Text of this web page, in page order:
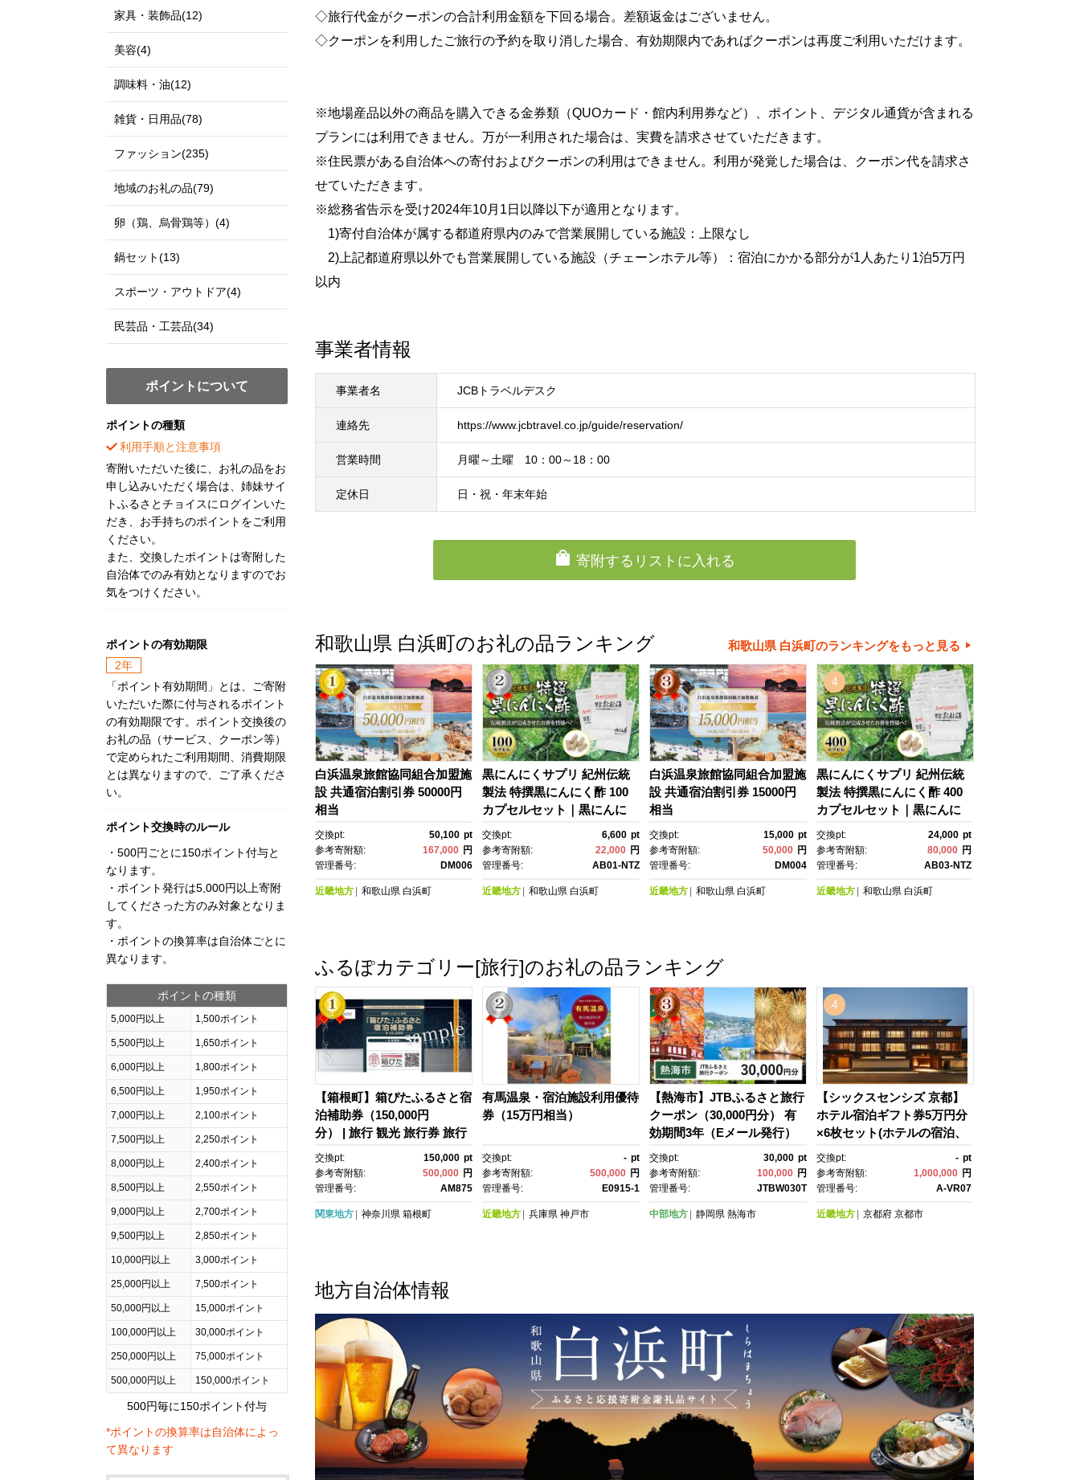
◇旅行代金がクーポンの合計利用金額を下回る場合。差額返金はございません。
◇クーポンを利用したご旅行の予約を取り消した場合、有効期限内であればクーポンは再度ご利用いただけます。
※地場産品以外の商品を購入できる金券類（QUOカード・館内利用券など）、ポイント、デジタル通貨が含まれる
プランには利用できません。万が一利用された場合は、実費を請求させていただきます。
※住民票がある自治体への寄付およびクーポンの利用はできません。利用が発覚した場合は、クーポン代を請求さ
せていただきます。
※総務省告示を受け2024年10月1日以降以下が適用となります。
1)寄付自治体が属する都道府県内のみで営業展開している施設：上限なし
2)上記都道府県以外でも営業展開している施設（チェーンホテル等）：宿泊にかかる部分が1人あたり1泊5万円
以内
事業者情報
事業者名 JCBトラベルデスク
連絡先 https://www.jcbtravel.co.jp/guide/reservation/
営業時間 月曜～土曜 10：00～18：00
定休日 日・祝・年末年始
寄附するリストに入れる
和歌山県 白浜町のお礼の品ランキング 和歌山県 白浜町のランキングをもっと見る
白浜温泉旅館協同組合加盟施
設 共通宿泊割引券 50000円
相当
交換pt: 50,100 pt
参考寄附額:
167,000 円
管理番号:
DM006
近畿地方 和歌山県 白浜町
黒にんにくサプリ 紀州伝統
製法 特撰黒にんにく酢 100
カプセルセット｜黒にんに
く サプリメント 紀州伝統製
法 黒にんにく酢 カプセル 健
康食品 発酵食品 免疫力 美
作用 ビタミン サポート 健康
く 黒にんにく 黒にんにく 黒
にんにく】
交換pt: 6,600 pt
参考寄附額:
22,000 円
管理番号:
AB01-NTZ
近畿地方 和歌山県 白浜町
白浜温泉旅館協同組合加盟施
設 共通宿泊割引券 15000円
相当
交換pt: 15,000 pt
参考寄附額:
50,000 円
管理番号:
DM004
近畿地方 和歌山県 白浜町
4
黒にんにくサプリ 紀州伝統
製法 特撰黒にんにく酢 400
カプセルセット｜黒にんに
く サプリメント 紀州伝統製
法 黒にんにく酢 カプセル 健
康食品 発酵食品 免疫力 美
作用 ビタミン サポート 健康
にんにく】
交換pt: 24,000 pt
参考寄附額:
80,000 円
管理番号:
AB03-NTZ
近畿地方 和歌山県 白浜町
ふるぽカテゴリー[旅行]のお礼の品ランキング
【箱根町】箱ぴたふるさと宿
泊補助券（150,000円
分） | 旅行 観光 旅行券 旅行
クーポン クーポン 箱根町ふ
るさと納税 神奈川県ふるさ
と納税 神奈川県 箱根町
交換pt: 150,000 pt
参考寄附額:
500,000 円
管理番号:
AM875
関東地方 神奈川県 箱根町
有馬温泉・宿泊施設利用優待
券（15万円相当）
交換pt: - pt
参考寄附額:
500,000 円
管理番号:
E0915-1
近畿地方 兵庫県 神戸市
【熱海市】JTBふるさと旅行
クーポン（30,000円分） 有
効期間3年（Eメール発行）
温泉 熱海 伊豆 静岡 温泉旅
行 宿泊券 宿泊 旅行券 温
泉 観光 旅行 ホテル 旅館 ク
ン トラベル 宿泊 旅行券 温
交換pt: 30,000 pt
参考寄附額:
100,000 円
管理番号:
JTBW030T
中部地方 静岡県 熱海市
4
【シックスセンシズ 京都】
ホテル宿泊ギフト券5万円分
×6枚セット(ホテルの宿泊、
レストラン等で使用可)［ 京
都 東山 源氏物語の世界観 庭
園 隠れ家 ホテル 宿泊 ギフ
ト 宿泊券 人気 おすすめ ホ
交換pt: - pt
参考寄附額:
1,000,000 円
管理番号:
A-VR07
近畿地方 京都府 京都市
地方自治体情報
家具・装飾品(12)
美容(4)
調味料・油(12)
雑貨・日用品(78)
ファッション(235)
地域のお礼の品(79)
卵（鶏、烏骨鶏等）(4)
鍋セット(13)
スポーツ・アウトドア(4)
民芸品・工芸品(34)
ポイントについて
ポイントの種類
利用手順と注意事項
寄附いただいた後に、お礼の品をお
申し込みいただく場合は、姉妹サイ
トふるさとチョイスにログインいた
だき、お手持ちのポイントをご利用
ください。
また、交換したポイントは寄附した
自治体でのみ有効となりますのでお
気をつけください。
ポイントの有効期限
2年
「ポイント有効期間」とは、ご寄附
いただいた際に付与されるポイント
の有効期限です。ポイント交換後の
お礼の品（サービス、クーポン等）
で定められたご利用期間、消費期限
とは異なりますので、ご了承くださ
い。
ポイント交換時のルール
・500円ごとに150ポイント付与と
なります。
・ポイント発行は5,000円以上寄附
してくださった方のみ対象となりま
す。
・ポイントの換算率は自治体ごとに
異なります。
ポイントの種類
5,000円以上 1,500ポイント
5,500円以上 1,650ポイント
6,000円以上 1,800ポイント
6,500円以上 1,950ポイント
7,000円以上 2,100ポイント
7,500円以上 2,250ポイント
8,000円以上 2,400ポイント
8,500円以上 2,550ポイント
9,000円以上 2,700ポイント
9,500円以上 2,850ポイント
10,000円以上 3,000ポイント
25,000円以上 7,500ポイント
50,000円以上 15,000ポイント
100,000円以上 30,000ポイント
250,000円以上 75,000ポイント
500,000円以上 150,000ポイント
500円毎に150ポイント付与
*ポイントの換算率は自治体によっ
て異なります